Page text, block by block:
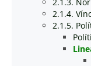
2.1.4.
2.1.5.